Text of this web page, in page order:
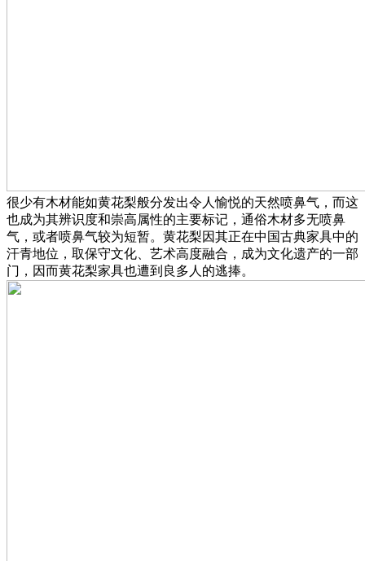
很少有木材能如黄花梨般分发出令人愉悦的天然喷鼻气，而这
也成为其辨识度和崇高属性的主要标记，通俗木材多无喷鼻
气，或者喷鼻气较为短暂。黄花梨因其正在中国古典家具中的
汗青地位，取保守文化、艺术高度融合，成为文化遗产的一部
门，因而黄花梨家具也遭到良多人的逃捧。